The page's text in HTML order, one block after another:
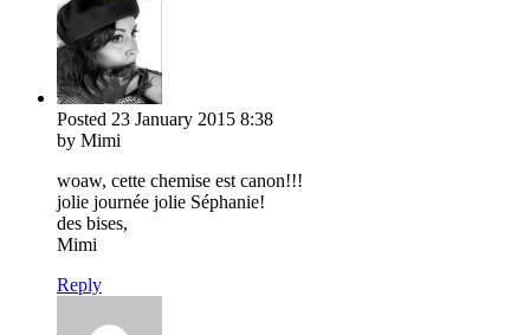
Posted 23 January 2015 8:38
by Mimi
woaw, cette chemise est canon!!!
jolie journée jolie Séphanie!
des bises,
Mimi
Reply